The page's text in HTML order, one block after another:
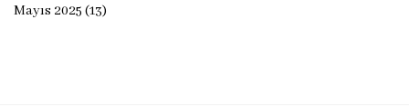
Mayıs 2025 (13)